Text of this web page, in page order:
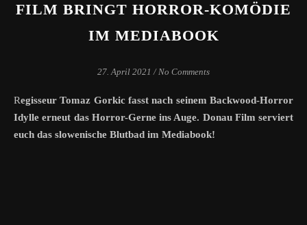
FILM BRINGT HORROR-KOMÖDIE
IM MEDIABOOK
27. April 2021 / No Comments
Regisseur Tomaz Gorkic fasst nach seinem Backwood-Horror
Idylle erneut das Horror-Gerne ins Auge. Donau Film serviert
euch das slowenische Blutbad im Mediabook!